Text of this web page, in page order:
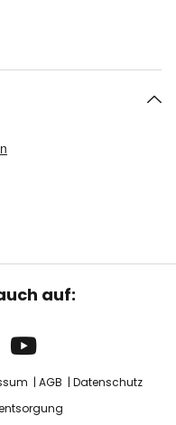
auf:
AGB
Datenschutz